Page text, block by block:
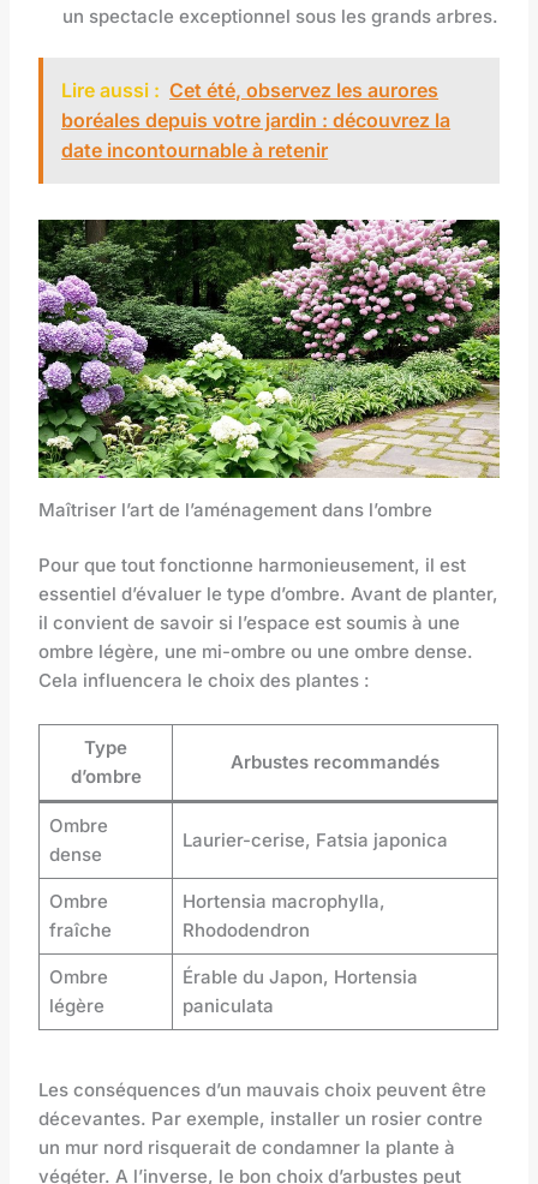
un spectacle exceptionnel sous les grands arbres.
Lire aussi : Cet été, observez les aurores
boréales depuis votre jardin : découvrez la
date incontournable à retenir
Maîtriser l’art de l’aménagement dans l’ombre
Pour que tout fonctionne harmonieusement, il est
essentiel d’évaluer le type d’ombre. Avant de planter,
il convient de savoir si l’espace est soumis à une
ombre légère, une mi-ombre ou une ombre dense.
Cela influencera le choix des plantes :
Type
d’ombre
Arbustes recommandés
Ombre
dense
Laurier-cerise, Fatsia japonica
Ombre
fraîche
Hortensia macrophylla,
Rhododendron
Ombre
légère
Érable du Japon, Hortensia
paniculata
Les conséquences d’un mauvais choix peuvent être
décevantes. Par exemple, installer un rosier contre
un mur nord risquerait de condamner la plante à
végéter. A l’inverse, le bon choix d’arbustes peut